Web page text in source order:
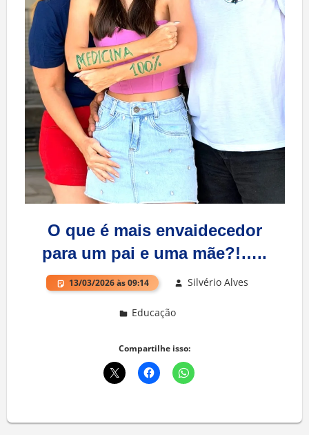
O que é mais envaidecedor
para um pai e uma mãe?!…..
13/03/2026 às 09:14 Silvério Alves
Educação
Compartilhe isso: